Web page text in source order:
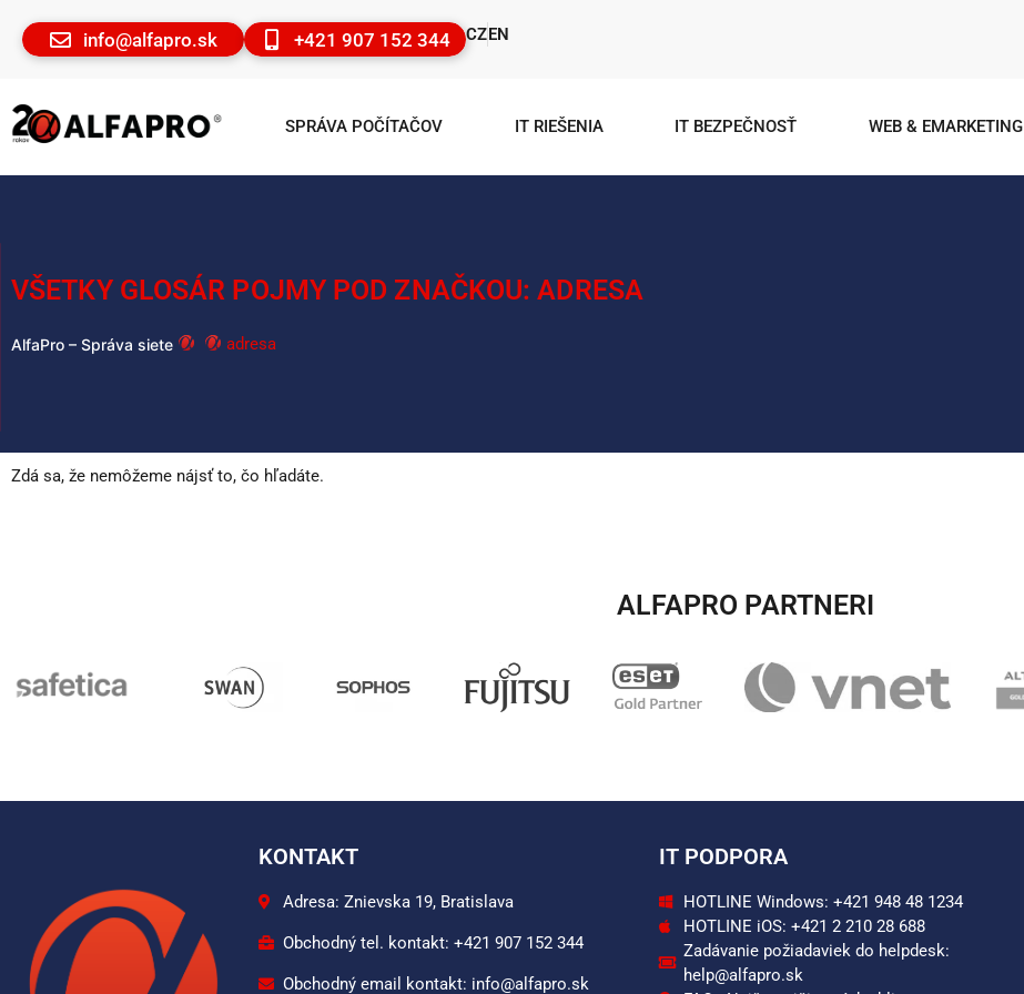
info@alfapro.sk +421 907 152 344 CZEN
SPRÁVA POČÍTAČOV IT RIEŠENIA IT BEZPEČNOSŤ WEB & EMARKETING
VŠETKY GLOSÁR POJMY POD ZNAČKOU: ADRESA
AlfaPro – Správa siete adresa
Zdá sa, že nemôžeme nájsť to, čo hľadáte.
ALFAPRO PARTNERI​
KONTAKT
Adresa: Znievska 19, Bratislava
Obchodný tel. kontakt: +421 907 152 344
Obchodný email kontakt: info@alfapro.sk
IT PODPORA
HOTLINE Windows: +421 948 48 1234
HOTLINE iOS: +421 2 210 28 688
Zadávanie požiadaviek do helpdesk:
help@alfapro.sk